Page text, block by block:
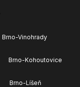
Brno-Vinohrady
Brno-Kohoutovice
Brno-Líšeň